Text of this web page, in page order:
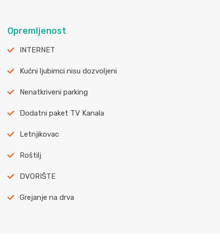
Opremljenost
INTERNET
Kućni ljubimci nisu dozvoljeni
Nenatkriveni parking
Dodatni paket TV Kanala
Letnjikovac
Roštilj
DVORIŠTE
Grejanje na drva